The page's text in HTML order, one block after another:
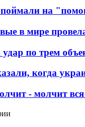
на
в мире
удар по трем
когда
- молчит